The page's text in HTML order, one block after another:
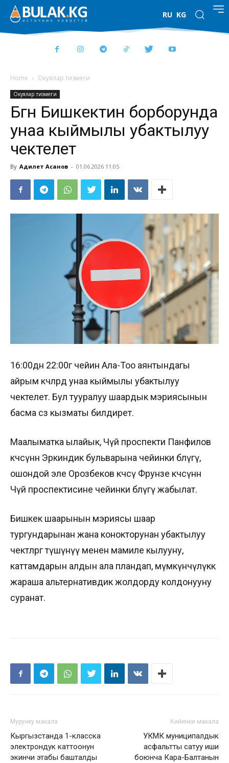
RU KG
Home Окуялар тизмеги
Окуялар тизмеги
Бүгүн Бишкектин борборунда
унаа кыймылы убактылуу
чектелет
By Адилет Асанов - 01.06.2026 11:05
16:00дөн 22:00гө чейин Ала-Тоо аянтындагы
айрым көчөлөрдө унаа кыймылы убактылуу
чектелет. Бул тууралуу шаардык мэриясынын
басма сөз кызматы билдирет.
Маалыматка ылайык, Чүй проспекти Панфилов
көчөсүнөн Эркиндик бульварына чейинки бөлүгү,
ошондой эле Орозбеков көчөсү Фрунзе көчөсүнөн
Чүй проспектисине чейинки бөлүгү жабылат.
Бишкек шаарынын мэриясы шаар
тургундарынан жана конокторунан убактылуу
чектөөлөргө түшүнүү менен мамиле кылууну,
каттамдарын алдын ала пландап, мүмкүнчүлүккө
жараша альтернативдик жолдорду колдонууну
суранат.
Мурунку макала
Кыргызстанда 1-класска
электрондук каттоонун
экинчи этабы башталды
Кийинки макала
УКМК муниципалдык
асфальтты сатуу иши
боюнча Кара-Балтанын